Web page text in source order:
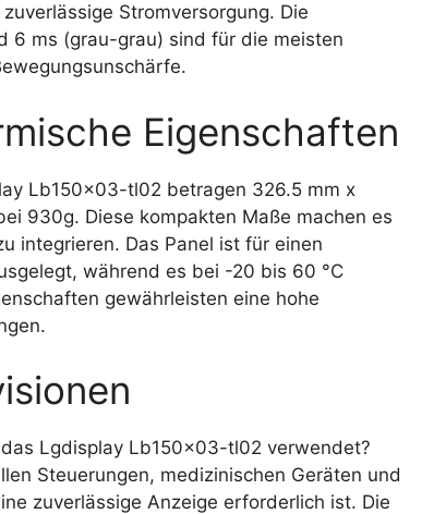
Stromversorgung. Die
6 ms (grau-grau) sind für die meisten
Eigenschaften
Lb150x03-tl02 betragen 326.5 mm x
930g. Diese kompakten Maße machen es
integrieren. Das Panel ist für einen
während es bei -20 bis 60 °C
gewährleisten eine hohe
Lgdisplay Lb150x03-tl02 verwendet?
Steuerungen, medizinischen Geräten und
zuverlässige Anzeige erforderlich ist. Die